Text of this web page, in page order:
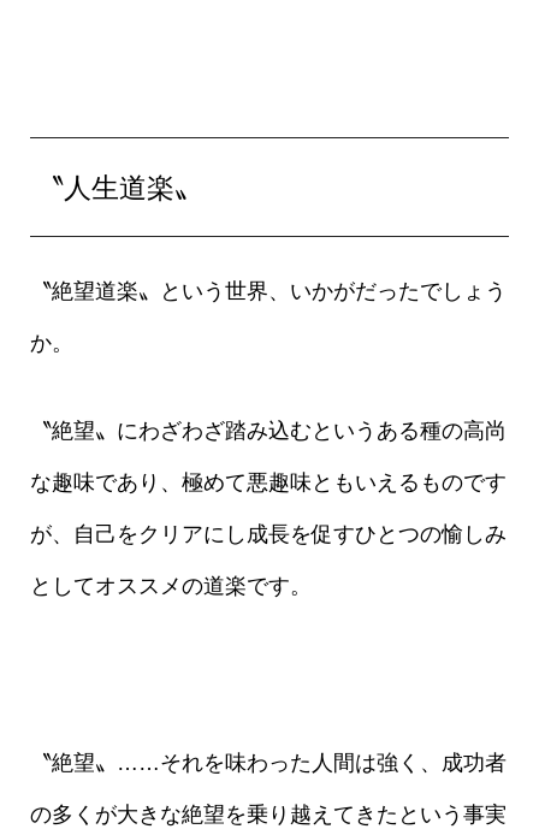
〝人生道楽〟
〝絶望道楽〟という世界、いかがだったでしょう
か。
〝絶望〟にわざわざ踏み込むというある種の高尚
な趣味であり、極めて悪趣味ともいえるものです
が、自己をクリアにし成長を促すひとつの愉しみ
としてオススメの道楽です。
〝絶望〟……それを味わった人間は強く、成功者
の多くが大きな絶望を乗り越えてきたという事実